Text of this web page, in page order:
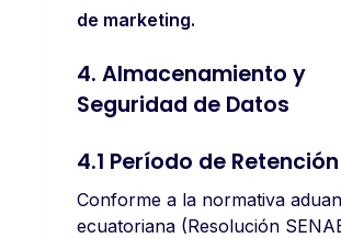
de marketing.
4. Almacenamiento y
Seguridad de Datos
4.1 Período de Retención
Conforme a la normativa
ecuatoriana (Resolución